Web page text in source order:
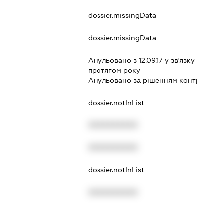
dossier.missingData
dossier.missingData
Анульовано з 12.09.17 у зв'язку
протягом року
Анульовано за рiшенням
dossier.notInList
dossier.notInList